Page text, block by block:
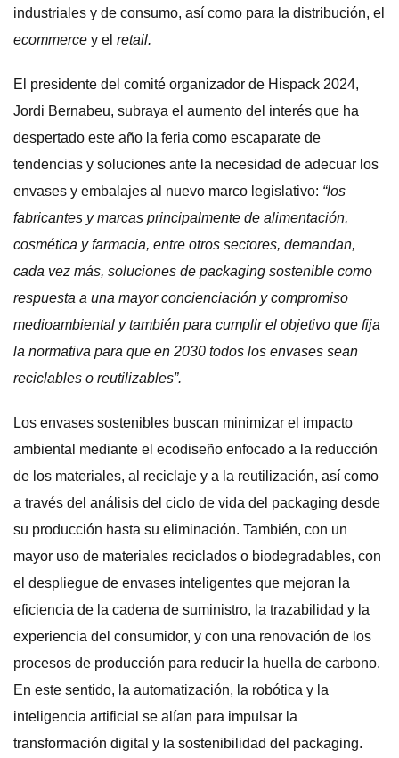
industriales y de consumo, así como para la distribución, el
ecommerce y el retail.
El presidente del comité organizador de Hispack 2024,
Jordi Bernabeu, subraya el aumento del interés que ha
despertado este año la feria como escaparate de
tendencias y soluciones ante la necesidad de adecuar los
envases y embalajes al nuevo marco legislativo: “los
fabricantes y marcas principalmente de alimentación,
cosmética y farmacia, entre otros sectores, demandan,
cada vez más, soluciones de packaging sostenible como
respuesta a una mayor concienciación y compromiso
medioambiental y también para cumplir el objetivo que fija
la normativa para que en 2030 todos los envases sean
reciclables o reutilizables”.
Los envases sostenibles buscan minimizar el impacto
ambiental mediante el ecodiseño enfocado a la reducción
de los materiales, al reciclaje y a la reutilización, así como
a través del análisis del ciclo de vida del packaging desde
su producción hasta su eliminación. También, con un
mayor uso de materiales reciclados o biodegradables, con
el despliegue de envases inteligentes que mejoran la
eficiencia de la cadena de suministro, la trazabilidad y la
experiencia del consumidor, y con una renovación de los
procesos de producción para reducir la huella de carbono.
En este sentido, la automatización, la robótica y la
inteligencia artificial se alían para impulsar la
transformación digital y la sostenibilidad del packaging.